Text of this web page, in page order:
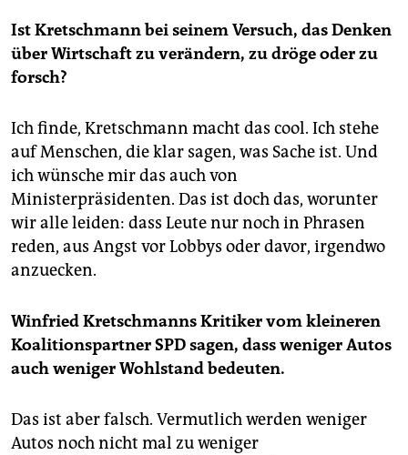
Ist Kretschmann bei seinem Versuch, das Denken
über Wirtschaft zu verändern, zu dröge oder zu
forsch?
Ich finde, Kretschmann macht das cool. Ich stehe
auf Menschen, die klar sagen, was Sache ist. Und
ich wünsche mir das auch von
Ministerpräsidenten. Das ist doch das, worunter
wir alle leiden: dass Leute nur noch in Phrasen
reden, aus Angst vor Lobbys oder davor, irgendwo
anzuecken.
Winfried Kretschmanns Kritiker vom kleineren
Koalitionspartner SPD sagen, dass weniger Autos
auch weniger Wohlstand bedeuten.
Das ist aber falsch. Vermutlich werden weniger
Autos noch nicht mal zu weniger